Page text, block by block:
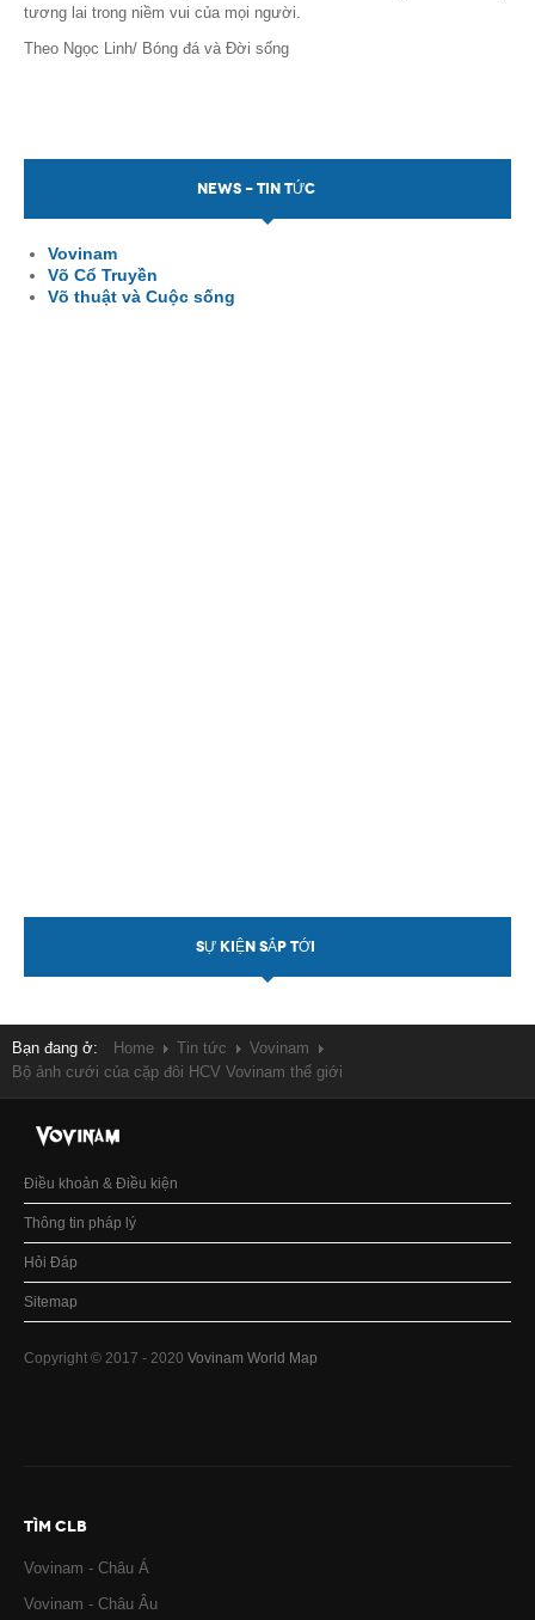
tương lai trong niềm vui của mọi người.
Theo Ngọc Linh/ Bóng đá và Đời sống
NEWS - TIN TỨC
Vovinam
Võ Cổ Truyền
Võ thuật và Cuộc sống
SỰ KIỆN SẮP TỚI
Bạn đang ở: Home Tin tức
Vovinam
Bộ ảnh cưới của cặp đôi HCV Vovinam thế giới
Điều khoản & Điều kiện
Thông tin pháp lý
Hỏi Đáp
Sitemap
Copyright © 2017 - 2020 Vovinam World Map
TÌM CLB
Vovinam - Châu Á
Vovinam - Châu Âu